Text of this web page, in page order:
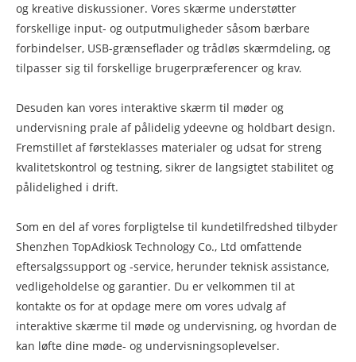
og kreative diskussioner. Vores skærme understøtter
forskellige input- og outputmuligheder såsom bærbare
forbindelser, USB-grænseflader og trådløs skærmdeling, og
tilpasser sig til forskellige brugerpræferencer og krav.
Desuden kan vores interaktive skærm til møder og
undervisning prale af pålidelig ydeevne og holdbart design.
Fremstillet af førsteklasses materialer og udsat for streng
kvalitetskontrol og testning, sikrer de langsigtet stabilitet og
pålidelighed i drift.
Som en del af vores forpligtelse til kundetilfredshed tilbyder
Shenzhen TopAdkiosk Technology Co., Ltd omfattende
eftersalgssupport og -service, herunder teknisk assistance,
vedligeholdelse og garantier. Du er velkommen til at
kontakte os for at opdage mere om vores udvalg af
interaktive skærme til møde og undervisning, og hvordan de
kan løfte dine møde- og undervisningsoplevelser.